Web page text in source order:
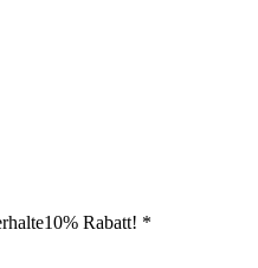
10% Rabatt! *